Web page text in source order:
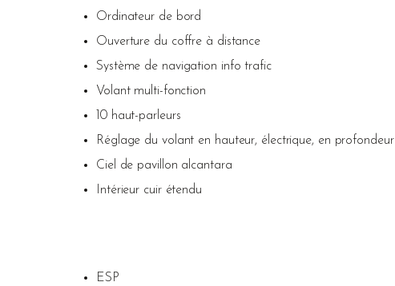
Ordinateur de bord
Ouverture du coffre à distance
Système de navigation info trafic
Volant multi-fonction
10 haut-parleurs
Réglage du volant en hauteur, électrique, en profondeur
Ciel de pavillon alcantara
Intérieur cuir étendu
ESP